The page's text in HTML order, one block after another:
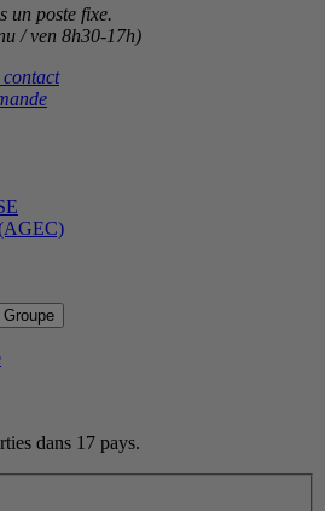
un poste fixe.
/ ven 8h30-17h)
Groupe
dans 17 pays.